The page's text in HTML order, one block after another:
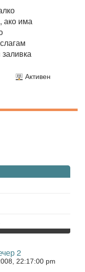
ако има
Активен
2
22:17:00 pm